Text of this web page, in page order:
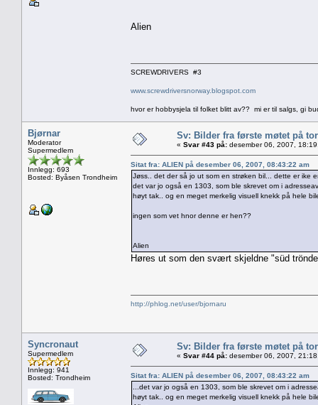
Alien
SCREWDRIVERS #3
www.screwdriversnorway.blogspot.com
hvor er hobbysjela til folket blitt av?? mi er til salgs, gi
Bjørnar
Moderator
Supermedlem
Innlegg: 693
Bosted: Byåsen Trondheim
Sv: Bilder fra første møtet på
« Svar #43 på: desember 06, 2007,
Sitat fra: ALIEN på desember 06, 2007, 08:43:22 am
Jøss.. det der så jo ut som en strøken bil... dette er ike
det var jo også en 1303, som ble skrevet om i
høyt tak.. og en meget merkelig visuell knekk på hele
ingen som vet hnor denne er hen??
Alien
Høres ut som den svært skjeldne "süd
http://phlog.net/user/bjornaru
Syncronaut
Supermedlem
Innlegg: 941
Bosted: Trondheim
Sv: Bilder fra første møtet på
« Svar #44 på: desember 06, 2007,
Sitat fra: ALIEN på desember 06, 2007, 08:43:22 am
...det var jo også en 1303, som ble skrevet om i
høyt tak.. og en meget merkelig visuell knekk på hele